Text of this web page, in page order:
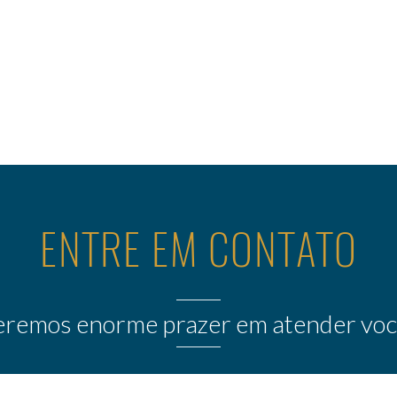
ENTRE EM CONTATO
enorme prazer em atender